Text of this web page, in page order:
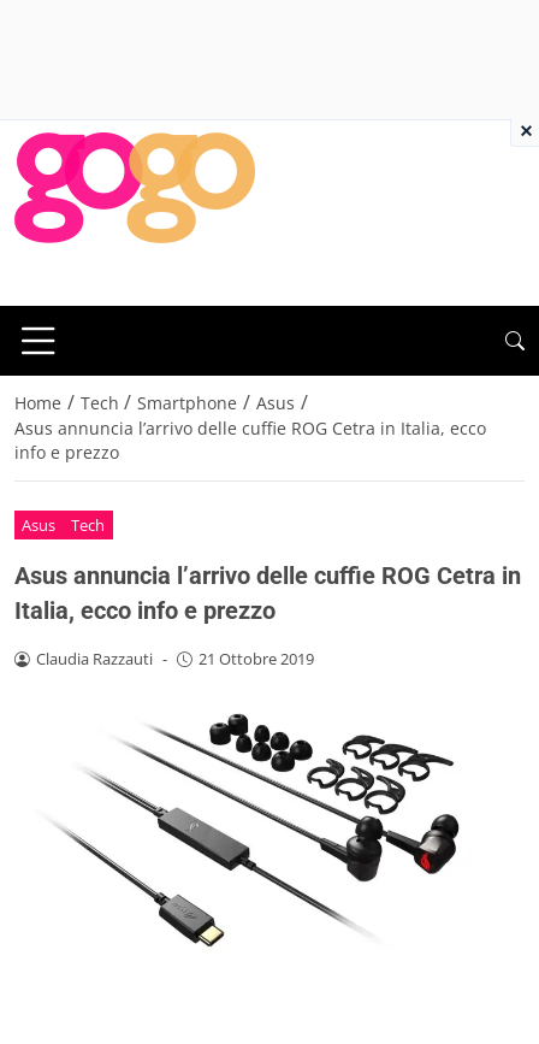
Home / Tech / Smartphone / Asus /
Asus annuncia l’arrivo delle cuffie ROG Cetra in Italia, ecco
info e prezzo
Asus Tech
Asus annuncia l’arrivo delle cuffie ROG Cetra in
Italia, ecco info e prezzo
Claudia Razzauti - 21 Ottobre 2019
×